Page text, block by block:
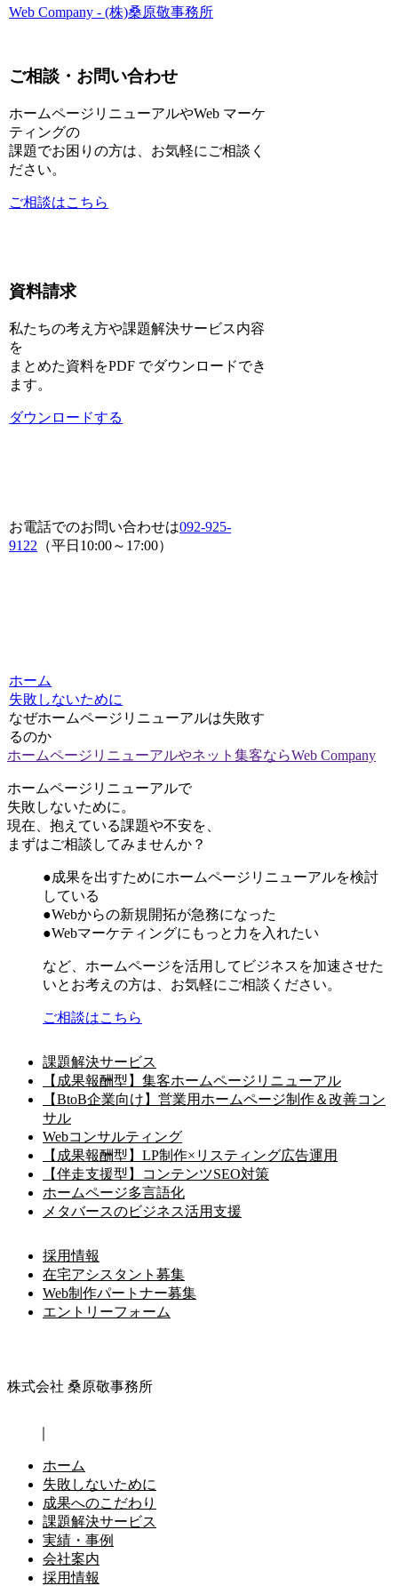
Web Company - (株)桑原敬事務所
ご相談・お問い合わせ
ホームページリニューアルやWeb マーケ
ティングの
課題でお困りの方は、お気軽にご相談く
ださい。
ご相談はこちら
資料請求
私たちの考え方や課題解決サービス内容
を
まとめた資料をPDF でダウンロードでき
ます。
ダウンロードする
お電話でのお問い合わせは092-925-
9122 （平日10:00～17:00）
ホーム
失敗しないために
なぜホームページリニューアルは失敗す
るのか
ホームページリニューアルやネット集客ならWeb Company
ホームページリニューアルで
失敗しないために。
現在、抱えている課題や不安を、
まずはご相談してみませんか？
●成果を出すためにホームページリニューアルを検討
している
●Webからの新規開拓が急務になった
●Webマーケティングにもっと力を入れたい
など、ホームページを活用してビジネスを加速させた
いとお考えの方は、お気軽にご相談ください。
ご相談はこちら
課題解決サービス
【成果報酬型】集客ホームページリニューアル
【BtoB企業向け】営業用ホームページ制作＆改善コン
サル
Webコンサルティング
【成果報酬型】LP制作×リスティング広告運用
【伴走支援型】コンテンツSEO対策
ホームページ多言語化
メタバースのビジネス活用支援
採用情報
在宅アシスタント募集
Web制作パートナー募集
エントリーフォーム
株式会社 桑原敬事務所
ホーム
失敗しないために
成果へのこだわり
課題解決サービス
実績・事例
会社案内
採用情報